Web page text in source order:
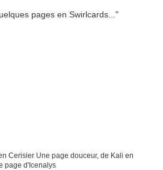
Cerisier Une page douceur, de Kali en
page d'Icenalys